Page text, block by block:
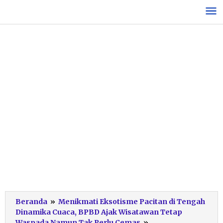
konten
Beranda » Menikmati Eksotisme Pacitan di Tengah
Dinamika Cuaca, BPBD Ajak Wisatawan Tetap